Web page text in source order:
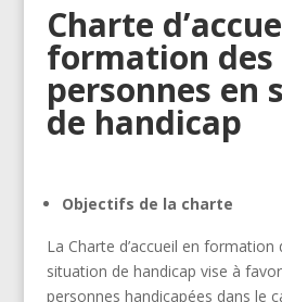
Charte
formation des
personnes en
de handicap
Objectifs de la charte
La Charte d’accueil en formation
situation de handicap vise à
personnes handicapées dans le